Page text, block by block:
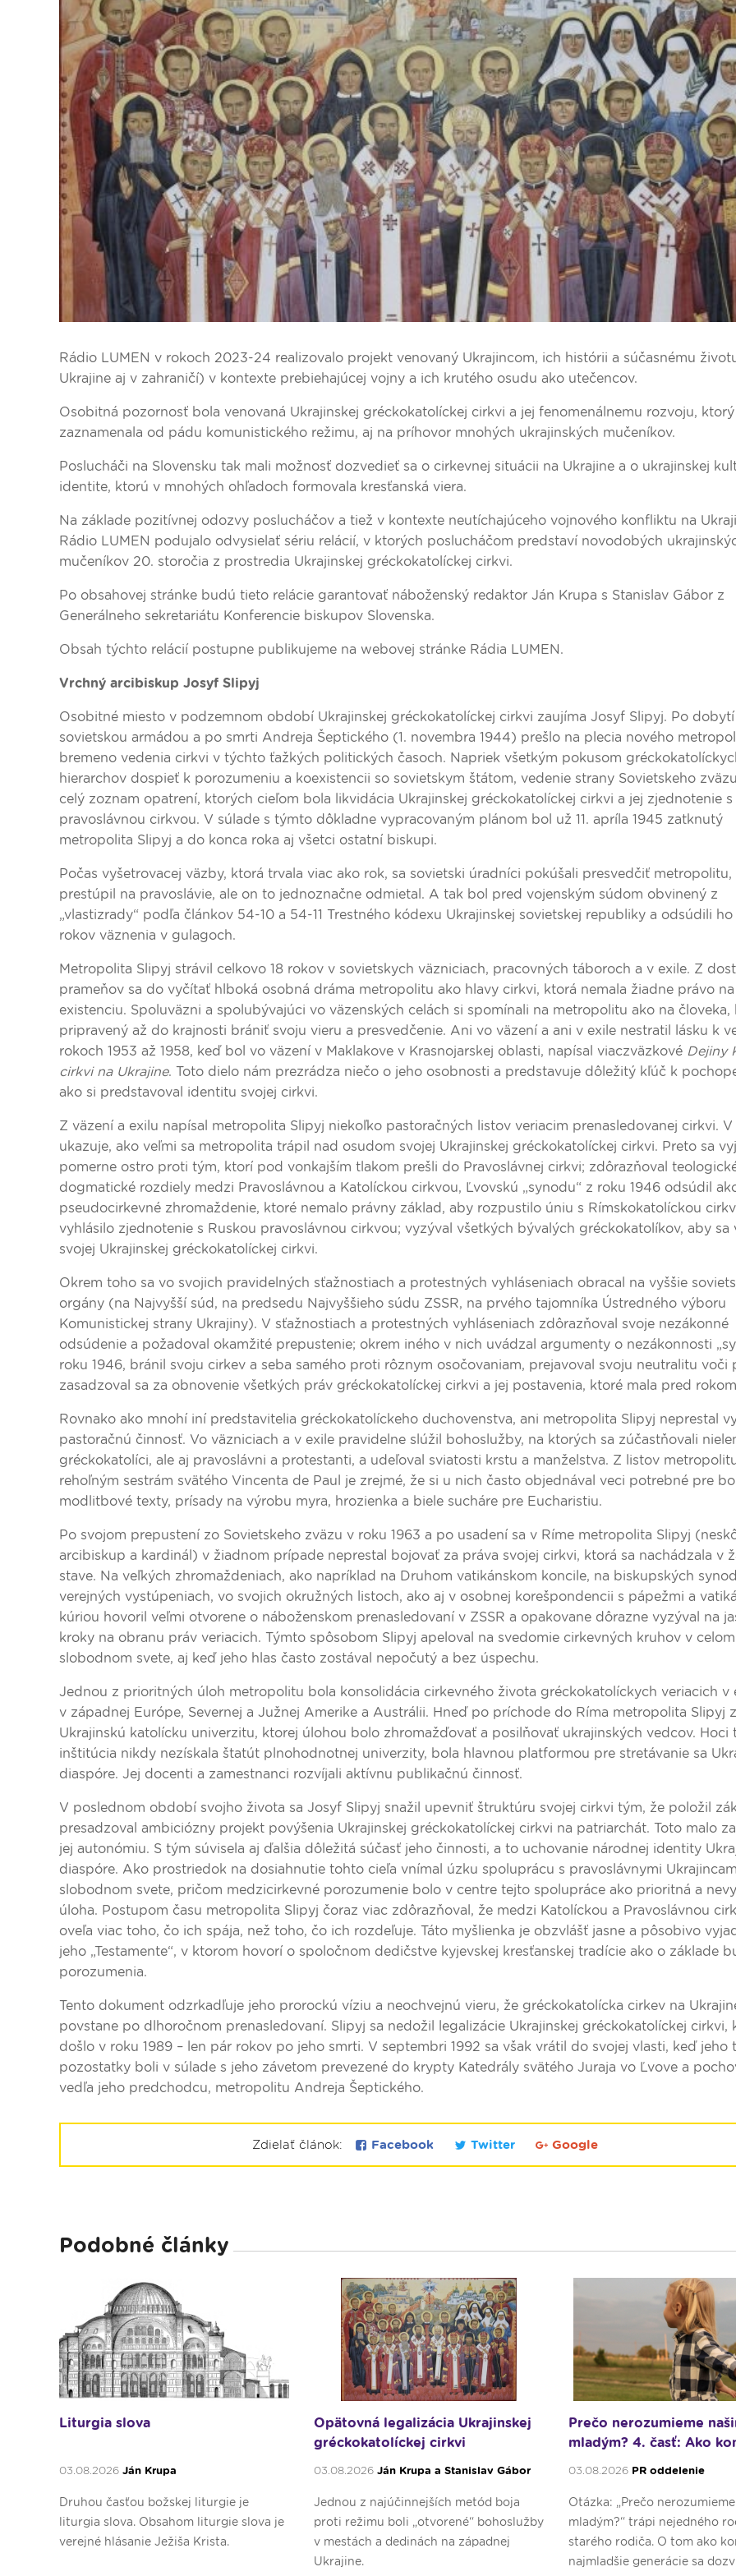
Rádio LUMEN v rokoch 2023-24 realizovalo projekt venovaný Ukrajincom, ich histórii a súčasnému
Ukrajine aj v zahraničí) v kontexte prebiehajúcej vojny a ich krutého osudu ako utečencov.
Osobitná pozornosť bola venovaná Ukrajinskej gréckokatolíckej cirkvi a jej fenomenálnemu rozvoju, ktorý
zaznamenala od pádu komunistického režimu, aj na príhovor mnohých ukrajinských mučeníkov.
Poslucháči na Slovensku tak mali možnosť dozvedieť sa o cirkevnej situácii na Ukrajine a o ukrajinskej
identite, ktorú v mnohých ohľadoch formovala kresťanská viera.
Na základe pozitívnej odozvy poslucháčov a tiež v kontexte neutíchajúceho vojnového konfliktu na
Rádio LUMEN podujalo odvysielať sériu relácií, v ktorých poslucháčom predstaví novodobých
mučeníkov 20. storočia z prostredia Ukrajinskej gréckokatolíckej cirkvi.
Po obsahovej stránke budú tieto relácie garantovať náboženský redaktor Ján Krupa s Stanislav Gábor z
Generálneho sekretariátu Konferencie biskupov Slovenska.
Obsah týchto relácií postupne publikujeme na webovej stránke Rádia LUMEN.
Vrchný arcibiskup Josyf Slipyj
Osobitné miesto v podzemnom období Ukrajinskej gréckokatolíckej cirkvi zaujíma Josyf Slipyj. Po dobytí
sovietskou armádou a po smrti Andreja Šeptického (1. novembra 1944) prešlo na plecia nového
bremeno vedenia cirkvi v týchto ťažkých politických časoch. Napriek všetkým pokusom
hierarchov dospieť k porozumeniu a koexistencii so sovietskym štátom, vedenie strany Sovietskeho
celý zoznam opatrení, ktorých cieľom bola likvidácia Ukrajinskej gréckokatolíckej cirkvi a jej zjednotenie s
pravoslávnou cirkvou. V súlade s týmto dôkladne vypracovaným plánom bol už 11. apríla 1945 zatknutý
metropolita Slipyj a do konca roka aj všetci ostatní biskupi.
Počas vyšetrovacej väzby, ktorá trvala viac ako rok, sa sovietski úradníci pokúšali presvedčiť metropolitu,
prestúpil na pravoslávie, ale on to jednoznačne odmietal. A tak bol pred vojenským súdom obvinený z
„vlastizrady“ podľa článkov 54-10 a 54-11 Trestného kódexu Ukrajinskej sovietskej republiky a odsúdili ho
rokov väznenia v gulagoch.
Metropolita Slipyj strávil celkovo 18 rokov v sovietskych väzniciach, pracovných táboroch a v exile. Z
prameňov sa do vyčítať hlboká osobná dráma metropolitu ako hlavy cirkvi, ktorá nemala žiadne právo na
existenciu. Spoluväzni a spolubývajúci vo väzenských celách si spomínali na metropolitu ako na človeka,
pripravený až do krajnosti brániť svoju vieru a presvedčenie. Ani vo väzení a ani v exile nestratil lásku k
rokoch 1953 až 1958, keď bol vo väzení v Maklakove v Krasnojarskej oblasti, napísal viaczväzkové Dejiny
cirkvi na Ukrajine. Toto dielo nám prezrádza niečo o jeho osobnosti a predstavuje dôležitý kľúč k
ako si predstavoval identitu svojej cirkvi.
Z väzení a exilu napísal metropolita Slipyj niekoľko pastoračných listov veriacim prenasledovanej cirkvi. V
ukazuje, ako veľmi sa metropolita trápil nad osudom svojej Ukrajinskej gréckokatolíckej cirkvi. Preto sa
pomerne ostro proti tým, ktorí pod vonkajším tlakom prešli do Pravoslávnej cirkvi; zdôrazňoval
dogmatické rozdiely medzi Pravoslávnou a Katolíckou cirkvou, Ľvovskú „synodu“ z roku 1946 odsúdil
pseudocirkevné zhromaždenie, ktoré nemalo právny základ, aby rozpustilo úniu s Rímskokatolíckou
vyhlásilo zjednotenie s Ruskou pravoslávnou cirkvou; vyzýval všetkých bývalých gréckokatolíkov, aby sa
svojej Ukrajinskej gréckokatolíckej cirkvi.
Okrem toho sa vo svojich pravidelných sťažnostiach a protestných vyhláseniach obracal na vyššie
orgány (na Najvyšší súd, na predsedu Najvyššieho súdu ZSSR, na prvého tajomníka Ústredného výboru
Komunistickej strany Ukrajiny). V sťažnostiach a protestných vyhláseniach zdôrazňoval svoje nezákonné
odsúdenie a požadoval okamžité prepustenie; okrem iného v nich uvádzal argumenty o nezákonnosti
roku 1946, bránil svoju cirkev a seba samého proti rôznym osočovaniam, prejavoval svoju neutralitu voči
zasadzoval sa za obnovenie všetkých práv gréckokatolíckej cirkvi a jej postavenia, ktoré mala pred
Rovnako ako mnohí iní predstavitelia gréckokatolíckeho duchovenstva, ani metropolita Slipyj neprestal
pastoračnú činnosť. Vo väzniciach a v exile pravidelne slúžil bohoslužby, na ktorých sa zúčastňovali
gréckokatolíci, ale aj pravoslávni a protestanti, a udeľoval sviatosti krstu a manželstva. Z listov
rehoľným sestrám svätého Vincenta de Paul je zrejmé, že si u nich často objednával veci potrebné pre
modlitbové texty, prísady na výrobu myra, hrozienka a biele sucháre pre Eucharistiu.
Po svojom prepustení zo Sovietskeho zväzu v roku 1963 a po usadení sa v Ríme metropolita Slipyj
arcibiskup a kardinál) v žiadnom prípade neprestal bojovať za práva svojej cirkvi, ktorá sa nachádzala v
stave. Na veľkých zhromaždeniach, ako napríklad na Druhom vatikánskom koncile, na biskupských
verejných vystúpeniach, vo svojich okružných listoch, ako aj v osobnej korešpondencii s pápežmi a
kúriou hovoril veľmi otvorene o náboženskom prenasledovaní v ZSSR a opakovane dôrazne vyzýval na
kroky na obranu práv veriacich. Týmto spôsobom Slipyj apeloval na svedomie cirkevných kruhov v celom
slobodnom svete, aj keď jeho hlas často zostával nepočutý a bez úspechu.
Jednou z prioritných úloh metropolitu bola konsolidácia cirkevného života gréckokatolíckych veriacich v
v západnej Európe, Severnej a Južnej Amerike a Austrálii. Hneď po príchode do Ríma metropolita Slipyj
Ukrajinskú katolícku univerzitu, ktorej úlohou bolo zhromažďovať a posilňovať ukrajinských vedcov. Hoci
inštitúcia nikdy nezískala štatút plnohodnotnej univerzity, bola hlavnou platformou pre stretávanie sa
diaspóre. Jej docenti a zamestnanci rozvíjali aktívnu publikačnú činnosť.
V poslednom období svojho života sa Josyf Slipyj snažil upevniť štruktúru svojej cirkvi tým, že položil
presadzoval ambiciózny projekt povýšenia Ukrajinskej gréckokatolíckej cirkvi na patriarchát. Toto malo
jej autonómiu. S tým súvisela aj ďalšia dôležitá súčasť jeho činnosti, a to uchovanie národnej identity
diaspóre. Ako prostriedok na dosiahnutie tohto cieľa vnímal úzku spoluprácu s pravoslávnymi
slobodnom svete, pričom medzicirkevné porozumenie bolo v centre tejto spolupráce ako prioritná a
úloha. Postupom času metropolita Slipyj čoraz viac zdôrazňoval, že medzi Katolíckou a Pravoslávnou
oveľa viac toho, čo ich spája, než toho, čo ich rozdeľuje. Táto myšlienka je obzvlášť jasne a pôsobivo
jeho „Testamente“, v ktorom hovorí o spoločnom dedičstve kyjevskej kresťanskej tradície ako o základe
porozumenia.
Tento dokument odzrkadľuje jeho prorockú víziu a neochvejnú vieru, že gréckokatolícka cirkev na
povstane po dlhoročnom prenasledovaní. Slipyj sa nedožil legalizácie Ukrajinskej gréckokatolíckej cirkvi,
došlo v roku 1989 – len pár rokov po jeho smrti. V septembri 1992 sa však vrátil do svojej vlasti, keď jeho
pozostatky boli v súlade s jeho závetom prevezené do krypty Katedrály svätého Juraja vo Ľvove a
vedľa jeho predchodcu, metropolitu Andreja Šeptického.
Zdielať článok: Facebook Twitter Google
Podobné články
Liturgia slova
03.08.2026 Ján Krupa
Druhou časťou božskej liturgie je
liturgia slova. Obsahom liturgie slova je
verejné hlásanie Ježiša Krista.
Opätovná legalizácia Ukrajinskej
gréckokatolíckej cirkvi
03.08.2026 Ján Krupa a Stanislav Gábor
Jednou z najúčinnejších metód boja
proti režimu boli „otvorené“ bohoslužby
v mestách a dedinách na západnej
Ukrajine.
Prečo nerozumieme
mladým? 4. časť: Ako
03.08.2026 PR oddelenie
Otázka: „Prečo
mladým?“ trápi nejedného
starého rodiča. O tom ako
najmladšie generácie sa
Dopravný servis